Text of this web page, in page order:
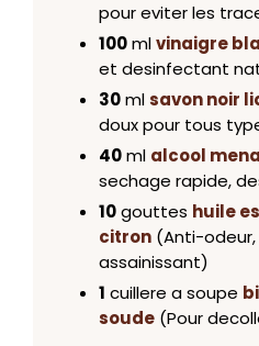
pour eviter les
100mlvinaigre
et desinfectant
30mlsavon noir
doux pour tous
40ml alcool
sechage rapide,
10gouttes huile
citron (Anti-
assainissant)
1 cuillere a soupe
soude (Pour